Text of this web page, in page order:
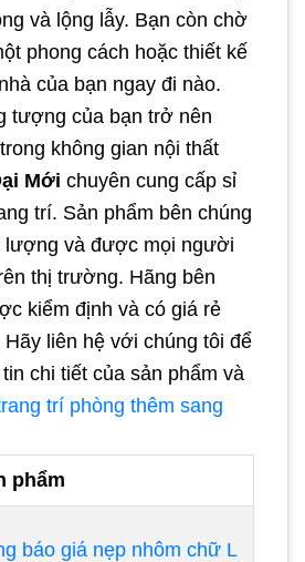
và lộng lẫy. Bạn còn chờ
phong cách hoặc thiết kế
của bạn ngay đi nào.
tượng của bạn trở nên
không gian nội thất
Mới chuyên cung cấp sỉ
trí. Sản phẩm bên chúng
lượng và được mọi người
thị trường. Hãng bên
kiểm định và có giá rẻ
liên hệ với chúng tôi để
chi tiết của sản phẩm và
trí phòng thêm sang
phẩm
báo giá nẹp nhôm chữ L